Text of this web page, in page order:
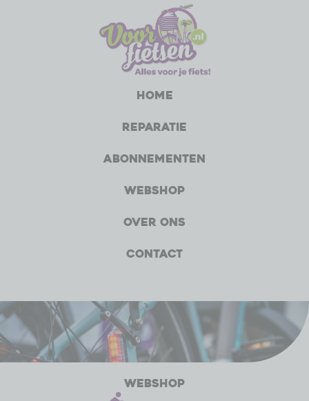
Home
Reparatie
Abonnementen
Webshop
Over ons
Contact
WEBSHOP